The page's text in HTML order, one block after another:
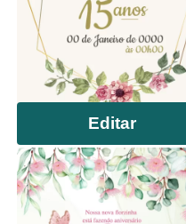
Editar